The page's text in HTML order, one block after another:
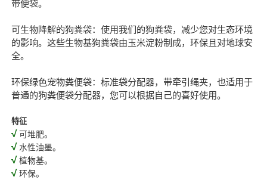
带便袋。
可生物降解的狗粪袋：使用我们的狗粪袋，减少您对生态环境
的影响。这些生物基狗粪袋由玉米淀粉制成，环保且对地球安
全。
环保绿色宠物粪便袋：标准袋分配器，带牵引绳夹，也适用于
普通的狗粪便袋分配器，您可以根据自己的喜好使用。
特征
√ 可堆肥。
√ 水性油墨。
√ 植物基。
√ 环保。